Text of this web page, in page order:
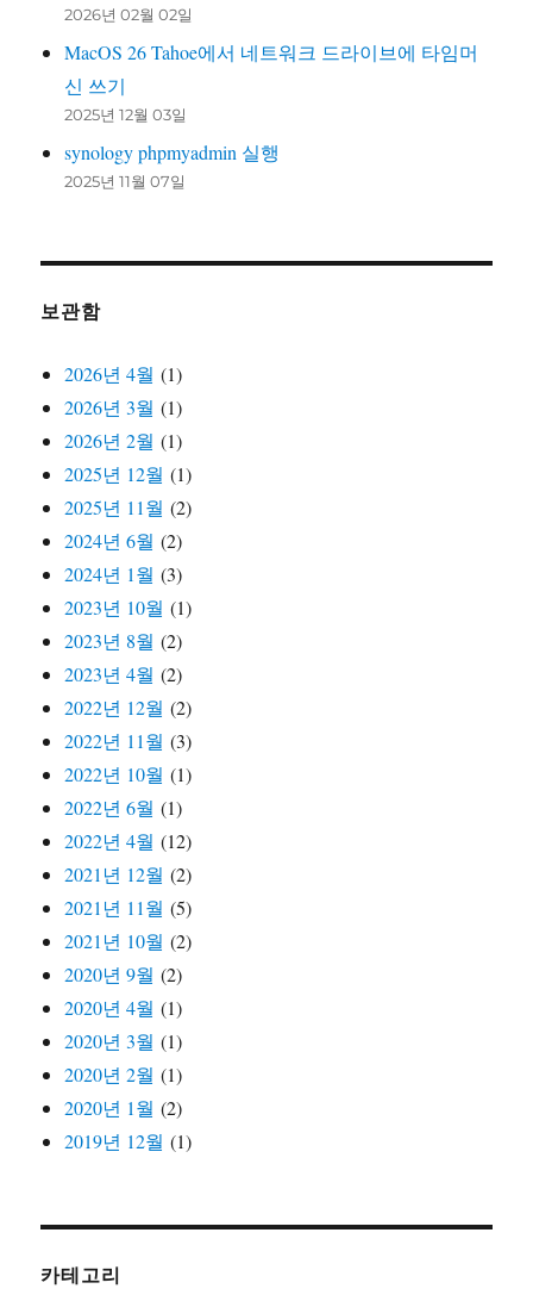
2026년 02월 02일
MacOS 26 Tahoe에서 네트워크 드라이브에 타임머
신 쓰기
2025년 12월 03일
synology phpmyadmin 실행
2025년 11월 07일
보관함
2026년 4월 (1)
2026년 3월 (1)
2026년 2월 (1)
2025년 12월 (1)
2025년 11월 (2)
2024년 6월 (2)
2024년 1월 (3)
2023년 10월 (1)
2023년 8월 (2)
2023년 4월 (2)
2022년 12월 (2)
2022년 11월 (3)
2022년 10월 (1)
2022년 6월 (1)
2022년 4월 (12)
2021년 12월 (2)
2021년 11월 (5)
2021년 10월 (2)
2020년 9월 (2)
2020년 4월 (1)
2020년 3월 (1)
2020년 2월 (1)
2020년 1월 (2)
2019년 12월 (1)
카테고리